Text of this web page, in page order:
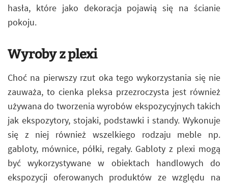
hasła, które jako dekoracja pojawią się na ścianie
pokoju.
Wyroby z plexi
Choć na pierwszy rzut oka tego wykorzystania się nie
zauważa, to cienka pleksa przezroczysta jest również
używana do tworzenia wyrobów ekspozycyjnych takich
jak ekspozytory, stojaki, podstawki i standy. Wykonuje
się z niej również wszelkiego rodzaju meble np.
gabloty, mównice, półki, regały. Gabloty z plexi mogą
być wykorzystywane w obiektach handlowych do
ekspozycji oferowanych produktów ze względu na